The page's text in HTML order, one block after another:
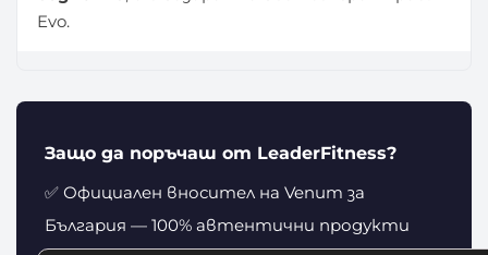
Evo.
Защо да поръчаш от LeaderFitness?
✅ Официален вносител на Venum за
България — 100% автентични продукти